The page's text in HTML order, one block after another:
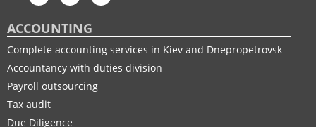
ACCOUNTING
Complete accounting services in Kiev and Dnepropetrovsk
Accountancy with duties division
Payroll outsourcing
Tax audit
Due Diligence